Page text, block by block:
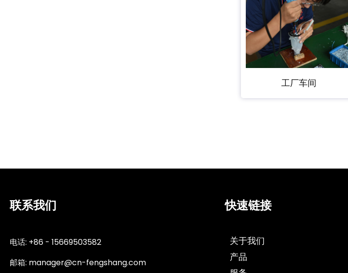
工厂车间
联系我们
电话: +86 - 15669503582
邮箱: manager@cn-fengshang.com
快速链接
关于我们
产品